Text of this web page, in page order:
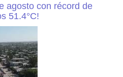
agosto con récord de
51.4°C!